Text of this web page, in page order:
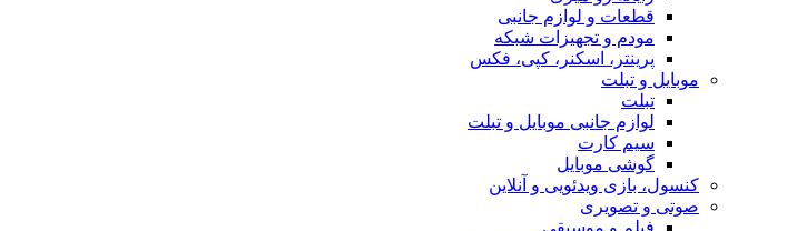
قطعات و لوازم جانبی
مودم و تجهیزات شبکه
پرینتر، اسکنر، کپی، فکس
موبایل و تبلت
تبلت
لوازم جانبی موبایل و تبلت
سیم کارت
گوشی موبایل
کنسول، بازی‌ ویدئویی و آنلاین
صوتی و تصویری